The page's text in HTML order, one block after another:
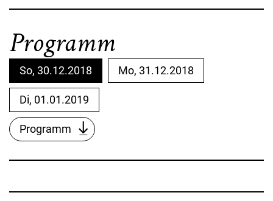
Programm
So, 30.12.2018 Mo, 31.12.2018
Di, 01.01.2019
Programm